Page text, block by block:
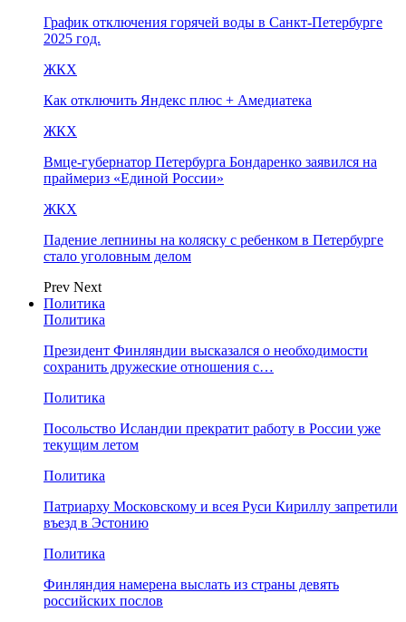
График отключения горячей воды в Санкт-Петербурге
2025 год.
ЖКХ
Как отключить Яндекс плюс + Амедиатека
ЖКХ
Вмце-губернатор Петербурга Бондаренко заявился на
праймериз «Единой России»
ЖКХ
Падение лепнины на коляску с ребенком в Петербурге
стало уголовным делом
Prev Next
Политика
Политика
Президент Финляндии высказался о необходимости
сохранить дружеские отношения с…
Политика
Посольство Исландии прекратит работу в России уже
текущим летом
Политика
Патриарху Московскому и всея Руси Кириллу запретили
въезд в Эстонию
Политика
Финляндия намерена выслать из страны девять
российских послов